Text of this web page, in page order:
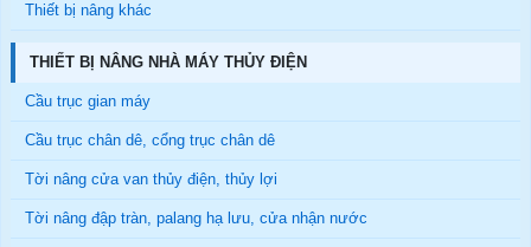
Thiết bị nâng khác
THIẾT BỊ NÂNG NHÀ MÁY THỦY ĐIỆN
Cầu trục gian máy
Cầu trục chân dê, cổng trục chân dê
Tời nâng cửa van thủy điện, thủy lợi
Tời nâng đập tràn, palang hạ lưu, cửa nhận nước